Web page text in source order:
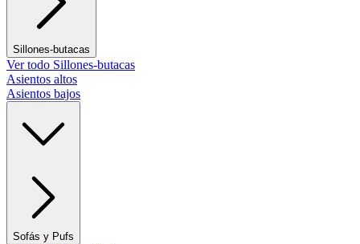
Sillones-butacas
Ver todo Sillones-butacas
Asientos altos
Asientos bajos
Sofás y Pufs